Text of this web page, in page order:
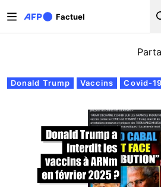
Factuel
Onglets principaux
Donald Trump Vaccins Covid-19